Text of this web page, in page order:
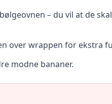
– du vil at de
over wrappen for ekstra
modne bananer.